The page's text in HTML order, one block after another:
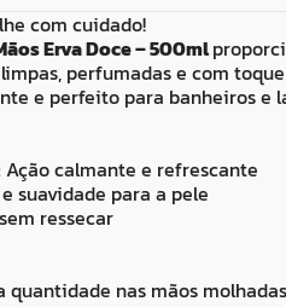
com cuidado!
Erva Doce – 500ml
perfumadas e com
e perfeito para banheiros e
Ação calmante e refrescante
suavidade para a pele
ressecar
nas mãos